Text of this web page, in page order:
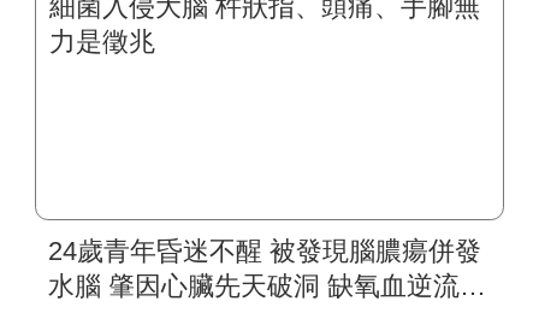
24歲青年昏迷不醒 被發現腦膿瘍併發
水腦 肇因心臟先天破洞 缺氧血逆流